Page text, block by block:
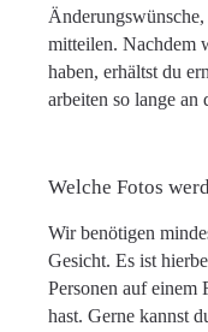
mitteilen. Nachdem
haben, erhältst du
arbeiten so lange
Welche Fotos
Wir benötigen
Gesicht. Es ist
Personen auf einem
hast. Gerne kannst